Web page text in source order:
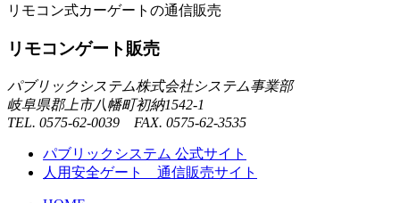
リモコン式カーゲートの通信販売
リモコンゲート販売
パブリックシステム株式会社システム事業部
岐阜県郡上市八幡町初納1542-1
TEL. 0575-62-0039 FAX. 0575-62-3535
パブリックシステム 公式サイト
人用安全ゲート 通信販売サイト